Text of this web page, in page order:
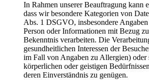
In Rahmen unserer Beauftragung kann
dass wir besondere Kategorien von
Abs. 1 DSGVO, insbesondere
Person oder Informationen mit Bezug
Bekenntnis verarbeiten. Die
gesundheitlichen Interessen der
im Fall von Angaben zu Allergien) oder
körperlichen oder geistigen
deren Einverständnis zu genügen.